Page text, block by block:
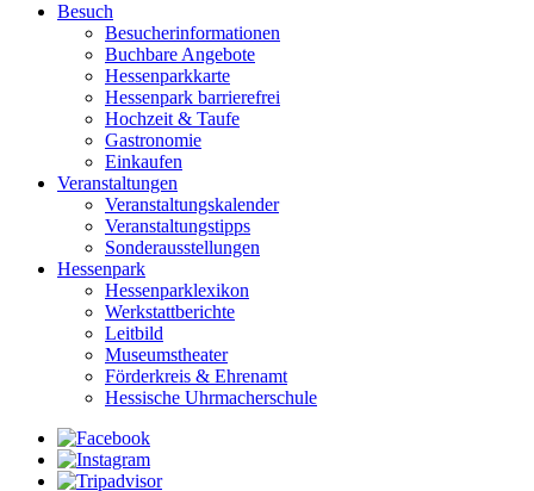
Besuch
Besucherinformationen
Buchbare Angebote
Hessenparkkarte
Hessenpark barrierefrei
Hochzeit & Taufe
Gastronomie
Einkaufen
Veranstaltungen
Veranstaltungskalender
Veranstaltungstipps
Sonderausstellungen
Hessenpark
Hessenparklexikon
Werkstattberichte
Leitbild
Museumstheater
Förderkreis & Ehrenamt
Hessische Uhrmacherschule